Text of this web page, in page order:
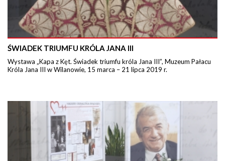
ŚWIADEK TRIUMFU KRÓLA JANA III
Wystawa „Kapa z Kęt. Świadek triumfu króla Jana III”, Muzeum Pałacu
Króla Jana III w Wilanowie, 15 marca – 21 lipca 2019 r.